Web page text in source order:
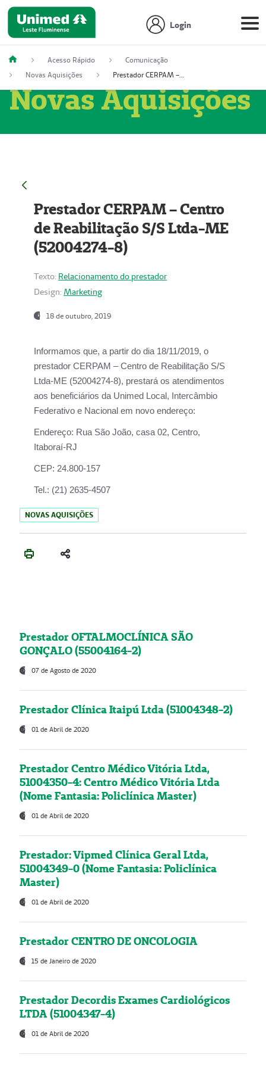
Login
Acesso Rápido
Comunicação
Novas Aquisições
Prestador CERPAM – Centro de Reabilitação S/S Ltda-ME (52004274-8)
Novas Aquisições
Prestador CERPAM – Centro
de Reabilitação S/S Ltda-ME
(52004274-8)
Texto: Relacionamento do prestador
Design: Marketing
18 de outubro, 2019
Informamos que, a partir do dia 18/11/2019, o
prestador CERPAM – Centro de Reabilitação S/S
Ltda-ME (52004274-8), prestará os atendimentos
aos beneficiários da Unimed Local, Intercâmbio
Federativo e Nacional em novo endereço:
Endereço: Rua São João, casa 02, Centro,
Itaboraí-RJ
CEP: 24.800-157
Tel.: (21) 2635-4507
NOVAS AQUISIÇÕES
Prestador OFTALMOCLÍNICA SÃO
GONÇALO (55004164-2)
07 de Agosto de 2020
Prestador Clínica Itaipú Ltda (51004348-2)
01 de Abril de 2020
Prestador Centro Médico Vitória Ltda,
51004350-4: Centro Médico Vitória Ltda
(Nome Fantasia: Policlínica Master)
01 de Abril de 2020
Prestador: Vipmed Clínica Geral Ltda,
51004349-0 (Nome Fantasia: Policlínica
Master)
01 de Abril de 2020
Prestador CENTRO DE ONCOLOGIA
15 de Janeiro de 2020
Prestador Decordis Exames Cardiológicos
LTDA (51004347-4)
01 de Abril de 2020